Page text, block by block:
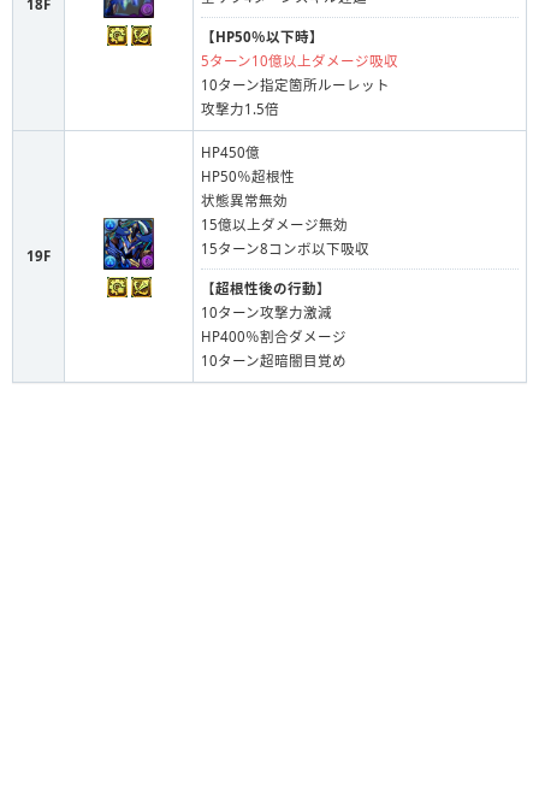
18F
【HP50％以下時】
5ターン10億以上ダメージ吸収
10ターン指定箇所ルーレット
攻撃力1.5倍
19F
HP450億
HP50％超根性
状態異常無効
15億以上ダメージ無効
15ターン8コンボ以下吸収
【超根性後の行動】
10ターン攻撃力激減
HP400％割合ダメージ
10ターン超暗闇目覚め